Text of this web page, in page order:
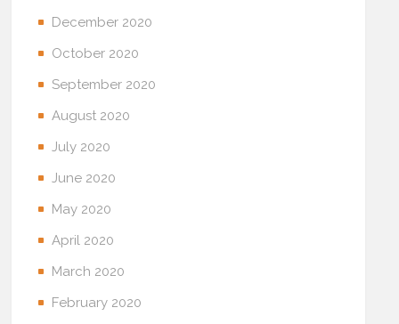
December 2020
October 2020
September 2020
August 2020
July 2020
June 2020
May 2020
April 2020
March 2020
February 2020